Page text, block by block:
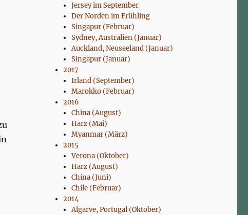
Jersey im September
Der Norden im Frühling
Singapur (Februar)
Sydney, Australien (Januar)
Auckland, Neuseeland (Januar)
Singapur (Januar)
2017
Irland (September)
Marokko (Februar)
2016
China (August)
Harz (Mai)
Myanmar (März)
2015
Verona (Oktober)
Harz (August)
China (Juni)
Chile (Februar)
2014
Algarve, Portugal (Oktober)